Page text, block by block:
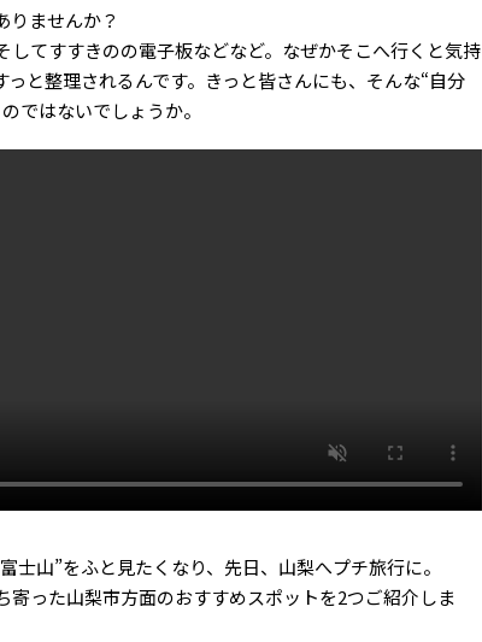
りませんか？
してすすきのの電子板などなど。なぜかそこへ行くと気持
っと整理されるんです。きっと皆さんにも、そんな“自分
ではないでしょうか。
士山”をふと見たくなり、先日、山梨へプチ旅行に。
寄った山梨市方面のおすすめスポットを2つご紹介しま